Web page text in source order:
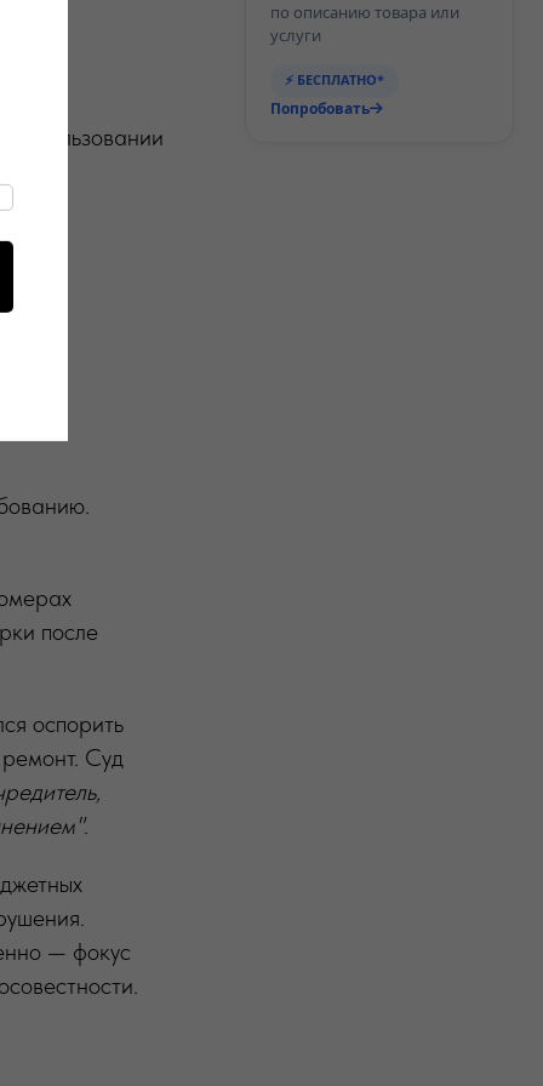
использовании
после
оспорить
Суд
.
— фокус
по описанию товара или
услуги
⚡ БЕСПЛАТНО*
Попробовать